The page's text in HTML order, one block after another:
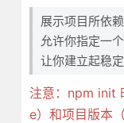
展示项目所依
允许你指定一
让你建立起稳
注意：npm init
e）和项目版本